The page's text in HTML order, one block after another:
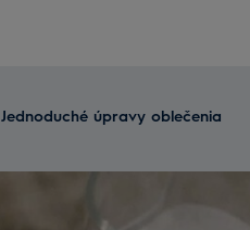
Jednoduché úpravy oblečenia